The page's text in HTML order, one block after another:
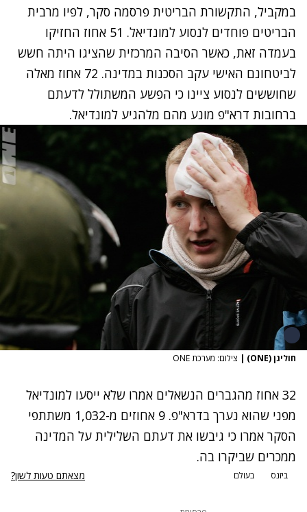
במקביל, התקשורת הבריטית פרסמה סקר, לפיו מרבית
הבריטים פוחדים לנסוע למונדיאל. 51 אחוז החזיקו
בעמדה זאת, כאשר הסיבה המרכזית שהציגו היתה חשש
לביטחונם האישי עקב הסכנות במדינה. 72 אחוז מאלה
שחוששים לנסוע ציינו כי הפשע המשתולל לדעתם
ברחובות דרא"פ מונע מהם מלהגיע למונדיאל.
חוליגן (ONE) | צילום: מערכת ONE
32 אחוז מהגברים הנשאלים אמרו שלא ייסעו למונדיאל
מפני שהוא נערך בדרא"פ. 9 אחוזים מ-1,032 משתתפי
הסקר אמרו כי גיבשו את דעתם השלילית על המדינה
ממכרים שביקרו בה.
ביזנס בעולם מצאתם טעות לשון?